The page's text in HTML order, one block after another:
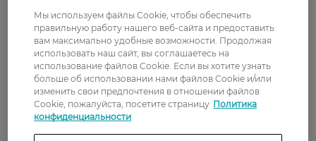
Страна-производитель:Франция
Рейтинг и отзывы
0 0 відгуків
Мы используем файлы Cookie, чтобы обеспечить
правильную работу нашего веб-сайта и предоставить
вам максимально удобные возможности. Продолжая
использовать наш сайт, вы соглашаетесь на
использование файлов Cookie. Если вы хотите узнать
больше об использовании нами файлов Cookie и/или
изменить свои предпочтения в отношении файлов
Cookie, пожалуйста, посетите страницу Политика
конфиденциальности